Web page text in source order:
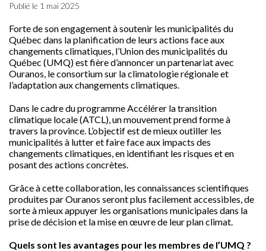
Publié le 1 mai 2025
Forte de son engagement à soutenir les municipalités du
Québec dans la planification de leurs actions face aux
changements climatiques, l’Union des municipalités du
Québec (UMQ) est fière d’annoncer un partenariat avec
Ouranos, le consortium sur la climatologie régionale et
l’adaptation aux changements climatiques.
Dans le cadre du programme Accélérer la transition
climatique locale (ATCL), un mouvement prend forme à
travers la province. L’objectif est de mieux outiller les
municipalités à lutter et faire face aux impacts des
changements climatiques, en identifiant les risques et en
posant des actions concrètes.
Grâce à cette collaboration, les connaissances scientifiques
produites par Ouranos seront plus facilement accessibles, de
sorte à mieux appuyer les organisations municipales dans la
prise de décision et la mise en œuvre de leur plan climat.
Quels sont les avantages pour les membres de l’UMQ ?